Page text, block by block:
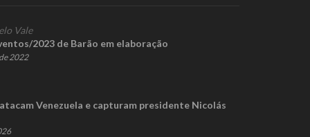
Vale
2023 de Barão em elaboração
2022
Venezuela e capturam presidente Nicolás